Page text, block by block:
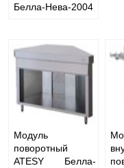
Белла-Нева-2004
Модуль
поворотный
ATESY Белла-